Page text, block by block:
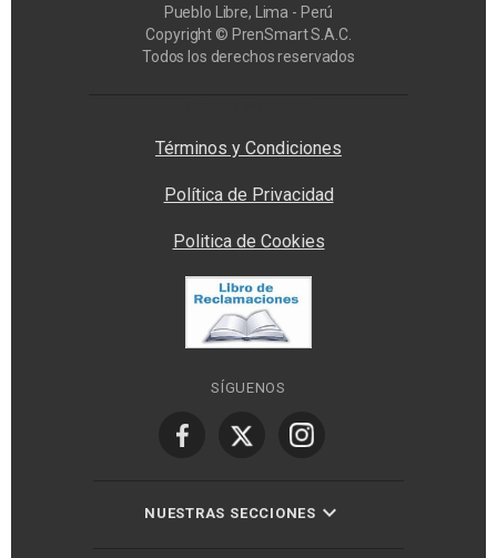
Pueblo Libre, Lima - Perú
Copyright © PrenSmart S.A.C.
Todos los derechos reservados
Términos y Condiciones
Política de Privacidad
Politica de Cookies
SÍGUENOS
NUESTRAS SECCIONES